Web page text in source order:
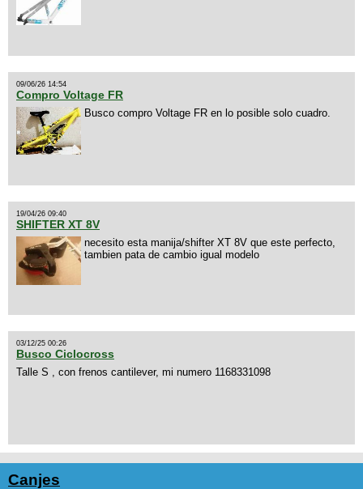
09/06/26 14:54
Compro Voltage FR
Busco compro Voltage FR en lo posible solo cuadro.
19/04/26 09:40
SHIFTER XT 8V
necesito esta manija/shifter XT 8V que este perfecto,
tambien pata de cambio igual modelo
03/12/25 00:26
Busco Ciclocross
Talle S , con frenos cantilever, mi numero 1168331098
Canjes